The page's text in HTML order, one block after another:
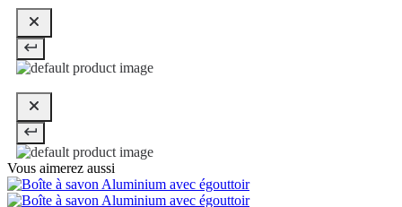
Vous aimerez aussi